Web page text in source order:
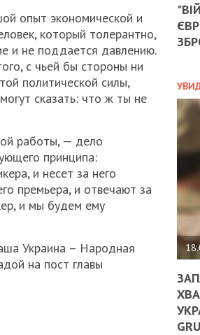
опыт экономической и
который толерантно,
и не поддается давлению.
с чьей бы стороны ни
политической силы,
сказать: что ж ты не
работы, — дело
принципа:
и несет за него
премьера, и отвечают за
и мы будем ему
Украина – Народная
на пост главы
ДО
ЄС
-